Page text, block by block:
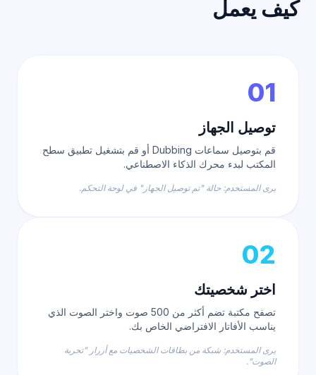
كيف يعمل
01
توصيل الجهاز
قم بتوصيل سماعات Dubbing أو قم بتشغيل تطبيق سطح
المكتب لبدء محرك الذكاء الاصطناعي.
يرى المستخدم: حالة "تم توصيل الجهاز" في لوحة التحكم.
02
اختر شخصيتك
تصفح مكتبة تضم أكثر من 500 صوت واختر الصوت الذي
يناسب الأفاتار الافتراضي الخاص بك.
يرى المستخدم: شبكة من بطاقات الشخصيات مع أزرار "تجربة
الصوت".